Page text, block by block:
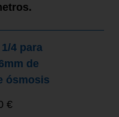
4 para
de
ósmosis
€